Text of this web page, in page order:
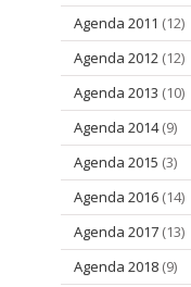
Agenda 2011 (12)
Agenda 2012 (12)
Agenda 2013 (10)
Agenda 2014(9)
Agenda 2015 (3)
Agenda 2016 (14)
Agenda 2017 (13)
Agenda 2018 (9)